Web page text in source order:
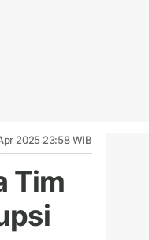
2025 23:58 WIB
Tim